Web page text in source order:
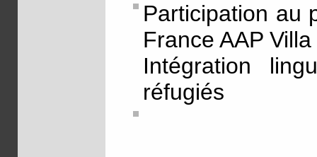
Participation au
France AAP
Intégration
réfugiés